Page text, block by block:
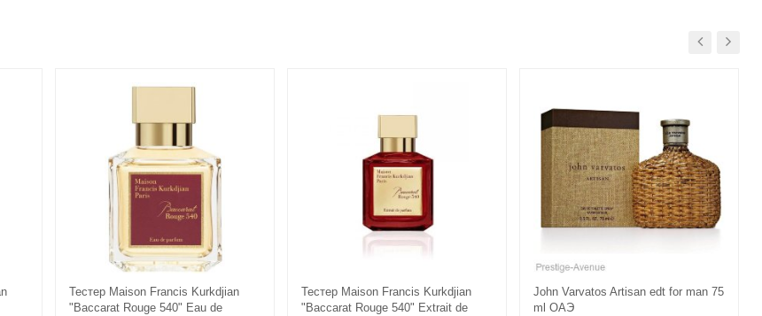
Тестер Maison Francis Kurkdjian
"Baccarat Rouge 540" Eau de
Тестер Maison Francis Kurkdjian
"Baccarat Rouge 540" Extrait de
John Varvatos Artisan edt for man 75
ml ОАЭ